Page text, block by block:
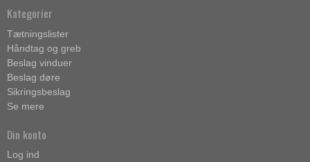
Kategorier
Tætningslister
Håndtag og greb
Beslag vinduer
Beslag døre
Sikringsbeslag
Se mere
Din konto
Log ind